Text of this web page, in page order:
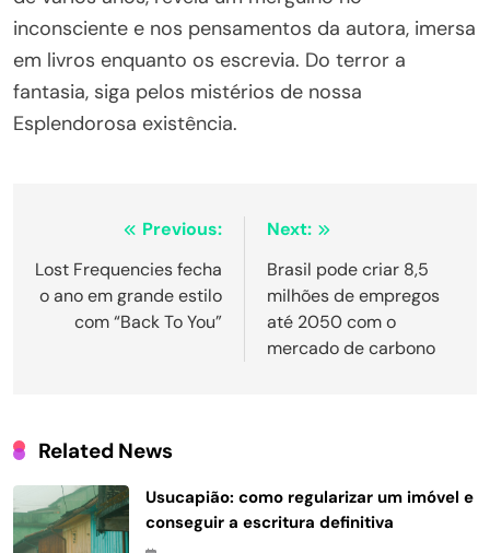
inconsciente e nos pensamentos da autora, imersa
em livros enquanto os escrevia. Do terror a
fantasia, siga pelos mistérios de nossa
Esplendorosa existência.
Navegação
de
Post
Previous:
Lost Frequencies fecha
o ano em grande estilo
com “Back To You”
Next:
Brasil pode criar 8,5
milhões de empregos
até 2050 com o
mercado de carbono
Related News
Usucapião: como regularizar um imóvel e
conseguir a escritura definitiva